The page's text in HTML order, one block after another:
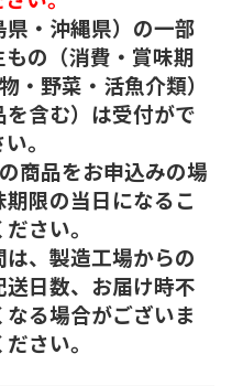
・沖縄県）の一部
の（消費・賞味期
・野菜・活魚介類）
含む）は受付がで
。
商品をお申込みの場
限の当日になるこ
さい。
、製造工場からの
日数、お届け時不
る場合がございま
さい。